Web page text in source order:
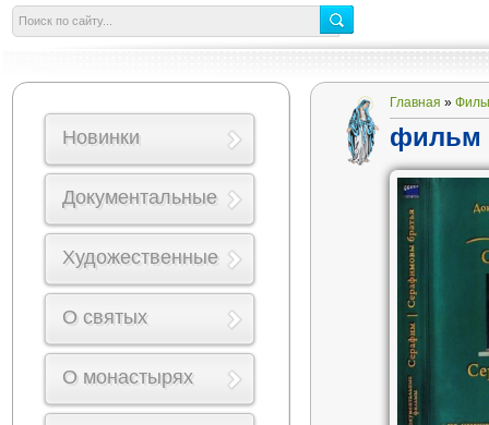
Главная »
фильм
Новинки
Документальные
Художественные
О святых
О монастырях